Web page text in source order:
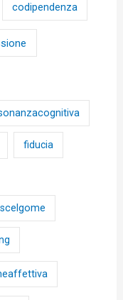
codipendenza
fiducia